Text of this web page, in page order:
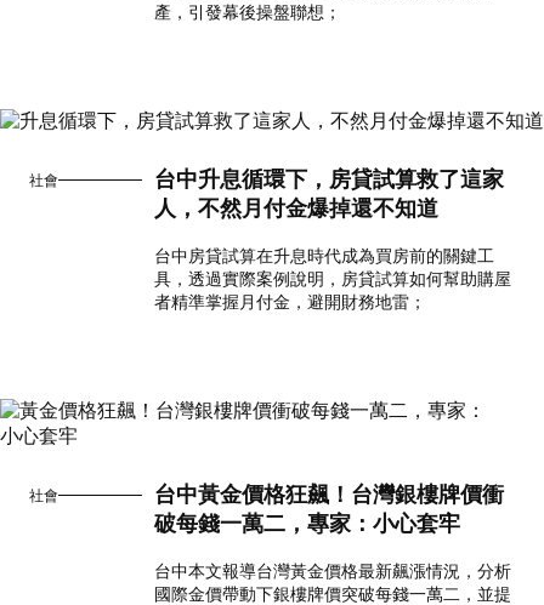
產，引發幕後操盤聯想；
社會
台中升息循環下，房貸試算救了這家
人，不然月付金爆掉還不知道
台中房貸試算在升息時代成為買房前的關鍵工
具，透過實際案例說明，房貸試算如何幫助購屋
者精準掌握月付金，避開財務地雷；
社會
台中黃金價格狂飆！台灣銀樓牌價衝
破每錢一萬二，專家：小心套牢
台中本文報導台灣黃金價格最新飆漲情況，分析
國際金價帶動下銀樓牌價突破每錢一萬二，並提